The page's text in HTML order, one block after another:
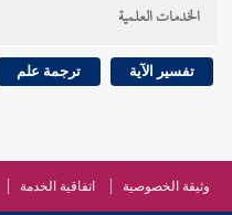
الخدمات العلمية
تفسير الآية ترجمة علم
وثيقة الخصوصية اتفاقية الخدمة